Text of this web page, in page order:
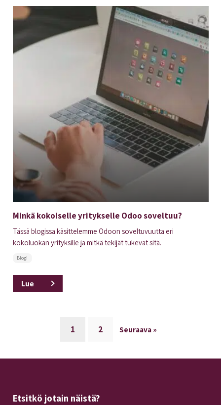
Minkä kokoiselle yritykselle Odoo soveltuu?
Tässä blogissa käsittelemme Odoon soveltuvuutta eri
kokoluokan yrityksille ja mitkä tekijät tukevat sitä.
Blogi
Lue
1 2 Seuraava »
Etsitkö jotain näistä?